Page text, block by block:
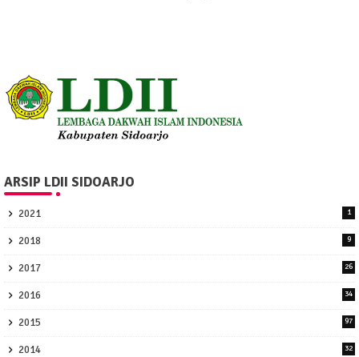
ARSIP LDII SIDOARJO
2021 1
2018 9
2017 26
2016 34
2015 97
2014 32